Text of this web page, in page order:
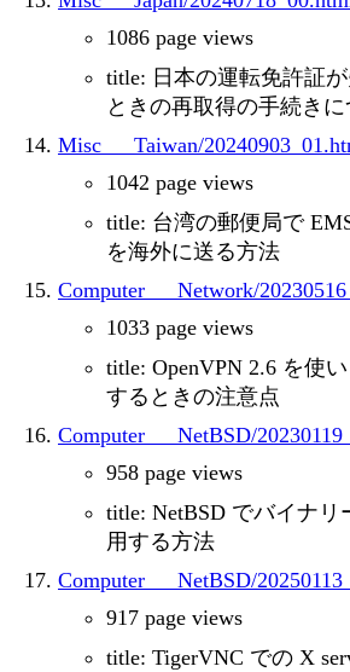
1086 page views
title: 日本の運転免許証
ときの再取得の手続きに
Misc___Taiwan/
1042 page views
title: 台湾の郵便局で
を海外に送る方法
Computer___Network/
1033 page views
title: OpenVPN 2.6 を使
するときの注意点
Computer___NetBSD/
958 page views
title: NetBSD でバイナリ
用する方法
Computer___NetBSD/
917 page views
title: TigerVNC での X